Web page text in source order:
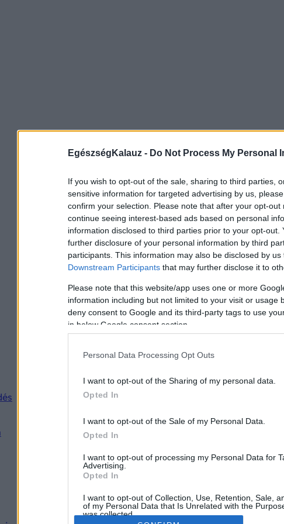
EgészségKalauz - Do Not Process My Personal
If you wish to opt-out of the sale, sharing to third parties,
sensitive information for targeted advertising by us,
confirm your selection. Please note that after your opt-
continue seeing interest-based ads based on personal
information disclosed to third parties prior to your opt-
further disclosure of your personal information by third
participants. This information may also be disclosed by
Downstream Participants that may further disclose it to
Please note that this website/app uses one or more
information including but not limited to your visit or usage
deny consent to Google and its third-party tags to use
in below Google consent section.
Personal Data Processing Opt Outs
I want to opt-out of the Sharing of my personal data.
Opted In
I want to opt-out of the Sale of my Personal Data.
Opted In
I want to opt-out of processing my Personal Data for
Advertising.
Opted In
I want to opt-out of Collection, Use, Retention, Sale,
of my Personal Data that Is Unrelated with the
was collected.